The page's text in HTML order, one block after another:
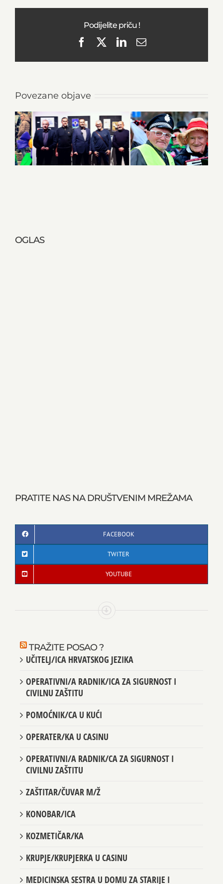
Podijelite priču !
FacebookLinkedIn
Email
Povezane objave
OGLAS
PRATITE NAS NA DRUŠTVENIM MREŽAMA
FACEBOOK
TWITER
YOUTUBE
TRAŽITE POSAO ?
UČITELJ/ICA HRVATSKOG JEZIKA
OPERATIVNI/A RADNIK/ICA ZA SIGURNOST I
CIVILNU ZAŠTITU
POMOĆNIK/CA U KUĆI
OPERATER/KA U CASINU
OPERATIVNI/A RADNIK/CA ZA SIGURNOST I
CIVILNU ZAŠTITU
ZAŠTITAR/ČUVAR M/Ž
KONOBAR/ICA
KOZMETIČAR/KA
KRUPJE/KRUPJERKA U CASINU
MEDICINSKA SESTRA U DOMU ZA STARIJE I